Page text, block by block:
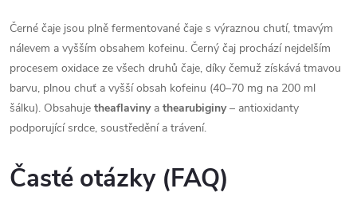
p
r
v
k
y
á
n
í
Černé čaje jsou plně fermentované čaje s výraznou chutí, tmavým
nálevem a vyšším obsahem kofeinu. Černý čaj prochází nejdelším
procesem oxidace ze všech druhů čaje, díky čemuž získává tmavou
barvu, plnou chuť a vyšší obsah kofeinu (40–70 mg na 200 ml
šálku). Obsahuje theaflavinya thearubiginy– antioxidanty
podporující srdce, soustředění a trávení.
Časté otázky (FAQ)